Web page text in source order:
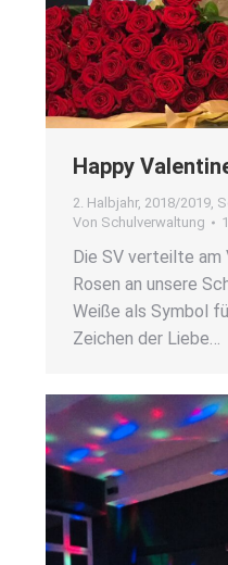
Hap­py
2. Halbjahr, 2018/2019
Von Schulverwaltung
Die SV ver­teil­te am
Rosen an unse­re
Wei­ße als Sym­bol
Zei­chen der Lie­be…